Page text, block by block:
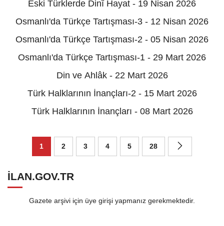
Eski Türklerde Dinî Hayat - 19 Nisan 2026
Osmanlı'da Türkçe Tartışması-3 - 12 Nisan 2026
Osmanlı'da Türkçe Tartışması-2 - 05 Nisan 2026
Osmanlı'da Türkçe Tartışması-1 - 29 Mart 2026
Din ve Ahlâk - 22 Mart 2026
Türk Halklarının İnançları-2 - 15 Mart 2026
Türk Halklarının İnançları - 08 Mart 2026
1 2 3 4 5 28
ILAN.GOV.TR
Gazete arşivi için üye girişi yapmanız gerekmektedir.